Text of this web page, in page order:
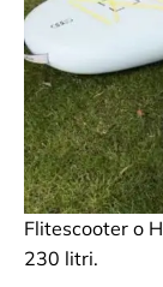
Flitescooter o
230 litri.